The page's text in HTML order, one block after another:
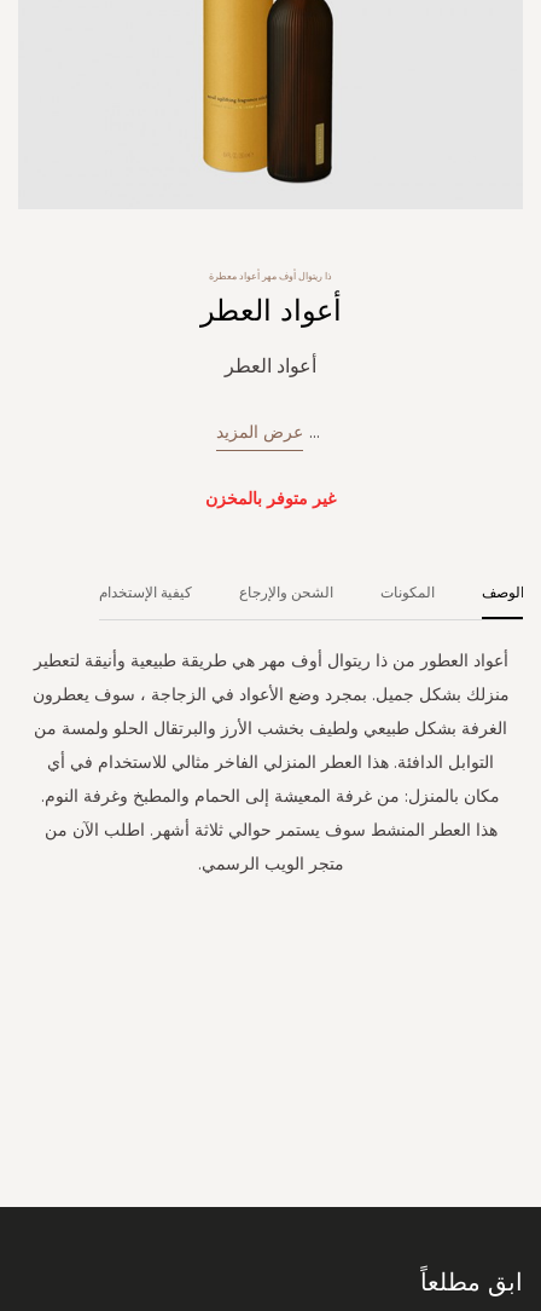
ذا ريتوال أوف مهر أعواد معطرة
أعواد العطر
أعواد العطر
... عرض المزيد
غير متوفر بالمخزن
الوصف
أعواد العطور من ذا ريتوال أوف مهر هي طريقة طبيعية وأنيقة لتعطير
منزلك بشكل جميل. بمجرد وضع الأعواد في الزجاجة ، سوف يعطرون
الغرفة بشكل طبيعي ولطيف بخشب الأرز والبرتقال الحلو ولمسة من
التوابل الدافئة. هذا العطر المنزلي الفاخر مثالي للاستخدام في أي
مكان بالمنزل: من غرفة المعيشة إلى الحمام والمطبخ وغرفة النوم.
هذا العطر المنشط سوف يستمر حوالي ثلاثة أشهر. اطلب الآن من
متجر الويب الرسمي.
المكونات الشحن والإرجاع كيفية الإستخدام
ابق مطلعاً